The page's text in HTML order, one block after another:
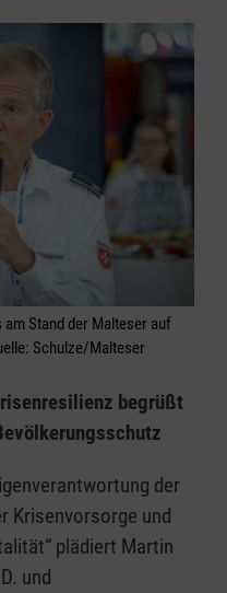
Stand der Malteser auf
Schulze/Malteser
begrüßt
der
Krisenvorsorge und
plädiert Martin
und